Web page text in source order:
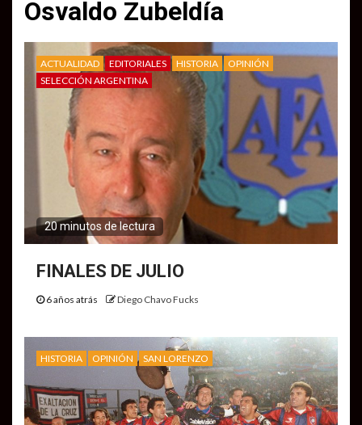
Osvaldo Zubeldía
ACTUALIDAD EDITORIALES HISTORIA
OPINIÓN
SELECCIÓN ARGENTINA
20 minutos de lectura
FINALES DE JULIO
6 años atrás Diego Chavo Fucks
HISTORIA OPINIÓN SAN LORENZO